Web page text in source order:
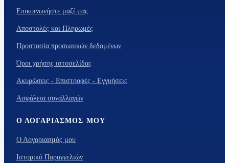
Επικοινωνήστε μαζί μας
Αποστολές και Πληρωμές
Προστασία προσωπικών δεδομένων
Όροι χρήσης ιστοσελίδας
Ακυρώσεις - Επιστροφές - Εγγυήσεις
Ασφάλεια συναλλαγών
Ο ΛΟΓΑΡΙΑΣΜΌΣ ΜΟΥ
Ο Λογαριασμός μου
Ιστορικό Παραγγελιών